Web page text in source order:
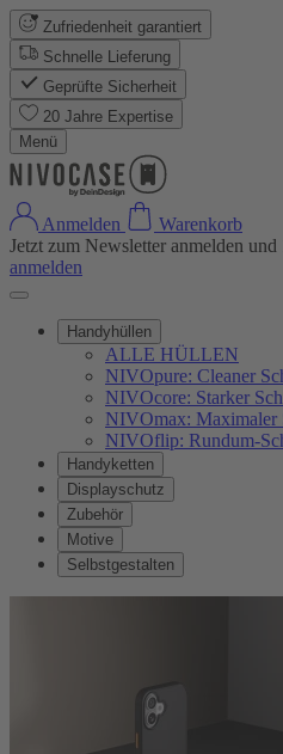
Zufriedenheit garantiert
Schnelle Lieferung
Geprüfte Sicherheit
20 Jahre Expertise
Menü
Anmelden
Warenkorb
Jetzt zum Newsletter anmelden und
anmelden
Handyhüllen
ALLE HÜLLEN
NIVOpure: Cleaner
NIVOcore: Starker
NIVOmax: Maximaler
NIVOflip: Rundum-
Handyketten
Displayschutz
Zubehör
Motive
Selbstgestalten